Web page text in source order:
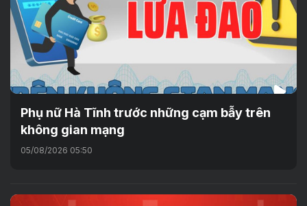
Phụ nữ Hà Tĩnh trước những cạm bẫy trên
không gian mạng
05/08/2026 05:50